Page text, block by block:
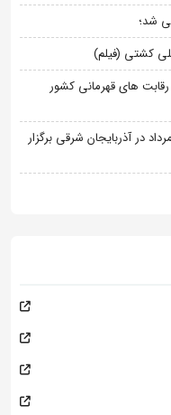
شد؛
کشتی (فیلم)
رقابت های قهرمانی کشور
اردوی تیم ملی کشتی ساحلی نوجوانان از 17 مرداد در آذربایجان شرقی برگزار